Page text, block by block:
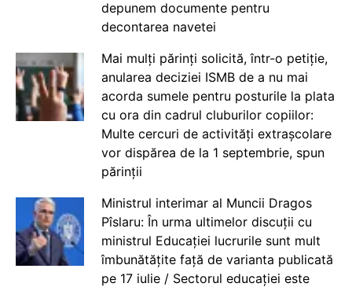
depunem documente pentru
decontarea navetei
Mai mulți părinți solicită, într-o petiție,
anularea deciziei ISMB de a nu mai
acorda sumele pentru posturile la plata
cu ora din cadrul cluburilor copiilor:
Multe cercuri de activități extrașcolare
vor dispărea de la 1 septembrie, spun
părinții
Ministrul interimar al Muncii Dragos
Pîslaru: În urma ultimelor discuții cu
ministrul Educației lucrurile sunt mult
îmbunătățite față de varianta publicată
pe 17 iulie / Sectorul educației este